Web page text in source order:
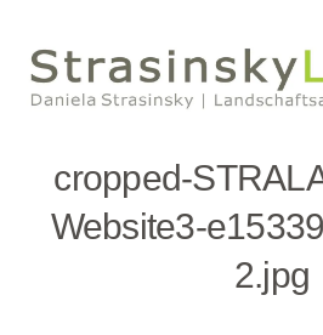
cropped-
Website3-
2.jpg